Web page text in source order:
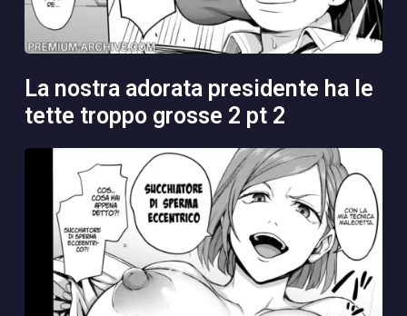
la nostra adorata presidente ha le
tette troppo grosse 2 pt 2